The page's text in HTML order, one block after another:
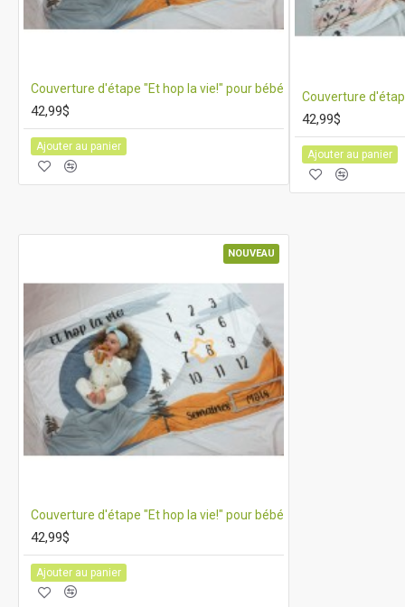
Couverture d'étape "Et hop la vie!" pour bébé
42,99$
Ajouter au panier
Couverture
42,99$
Ajouter au panier
NOUVEAU
Couverture d'étape "Et hop la vie!" pour bébé
42,99$
Ajouter au panier